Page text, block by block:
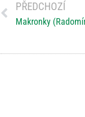
PŘEDCHOZÍ
Makronky